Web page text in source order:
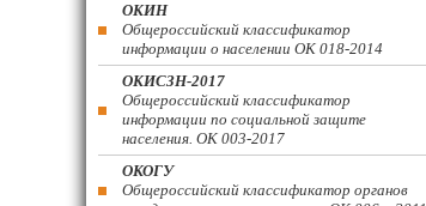
ОКИН
Общероссийский классификатор
информации о населении ОК 018-2014
ОКИСЗН-2017
Общероссийский классификатор
информации по социальной защите
населения. ОК 003-2017
ОКОГУ
Общероссийский классификатор органов